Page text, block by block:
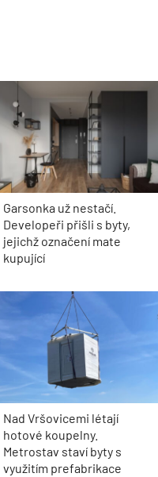
Garsonka už nestačí.
Developeři přišli s byty,
jejichž označení mate
kupující
Nad Vršovicemi létají
hotové koupelny.
Metrostav staví byty s
využitím prefabrikace